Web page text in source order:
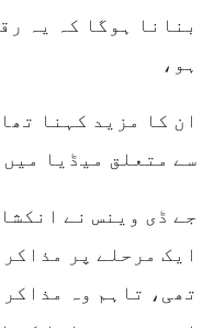
بنانا ہوگا کہ یہ
ہو،
ان کا مزید کہنا
سے متعلق میڈیا
جے ڈی وینس نے
ایک مرحلے پر
تھی، تاہم وہ